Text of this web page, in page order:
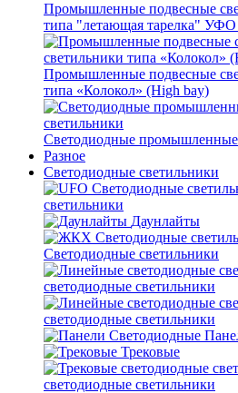
Промышленные подвесные
типа "летающая тарелка"
Промышленные подвесные
типа «Колокол» (High bay)
Светодиодные
Разное
Светодиодные светильники
светильники
Даунлайты
Светодиодные светильники
светодиодные светильники
светодиодные светильники
Трековые
светодиодные светильники